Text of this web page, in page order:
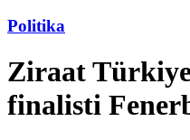
Politika
Ziraat Türkiye
finalisti